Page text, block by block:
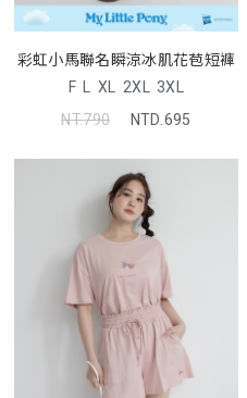
彩虹小馬聯名瞬涼冰肌花苞短褲
F L XL 2XL 3XL
NT.790
NTD.695